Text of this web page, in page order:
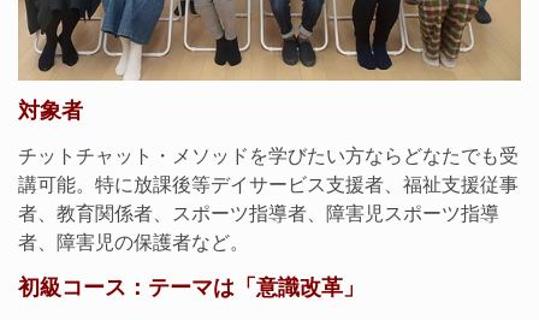
対象者
チットチャット・メソッドを学びたい方ならどなたでも受
講可能。特に放課後等デイサービス支援者、福祉支援従事
者、教育関係者、スポーツ指導者、障害児スポーツ指導
者、障害児の保護者など。
初級コース：テーマは「意識改革」